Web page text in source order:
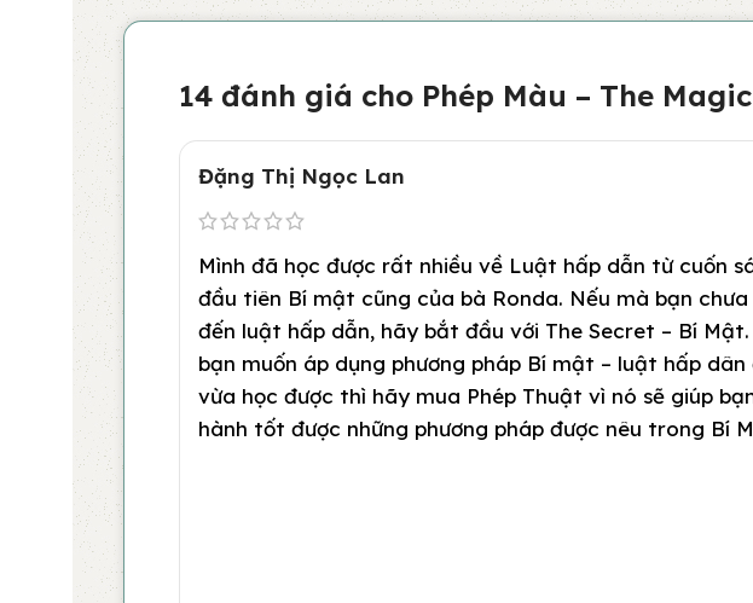
14 đánh giá cho Phép Màu – The
Đặng Thị Ngọc Lan
Mình đã học được rất nhiều về Luật hấp dẫn từ cuốn
đầu tiên Bí mật cũng của bà Ronda. Nếu mà bạn
đến luật hấp dẫn, hãy bắt đầu với The Secret – Bí Mật.
bạn muốn áp dụng phương pháp Bí mật – luật hấp dân
vừa học được thì hãy mua Phép Thuật vì nó sẽ giúp
hành tốt được những phương pháp được nêu trong Bí